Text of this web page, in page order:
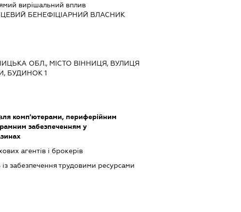
вирішальний вплив
БЕНЕФІЦІАРНИЙ ВЛАСНИК
ОБЛ., МІСТО ВІННИЦЯ, ВУЛИЦЯ
БУДИНОК 1
комп'ютерами, периферійним
забезпеченням у
агентів і брокерів
із забезпечення трудовими ресурсами